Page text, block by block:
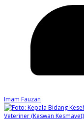
Imam Fauzan